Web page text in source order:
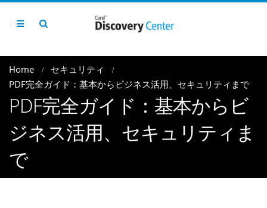
Home
セキュリティ
PDF完全ガイド：基本からビジネス活用、セキュリティまで
PDF完全ガイド：基本からビ
ジネス活用、セキュリティま
で